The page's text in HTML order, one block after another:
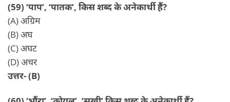
(59) ‘पाप’, ‘पातक’, किस शब्द के अनेकार्थी हैं?
(A) अग्रिम
(B) अघ
(C) अघट
(D) अचर
उत्तर- (B)